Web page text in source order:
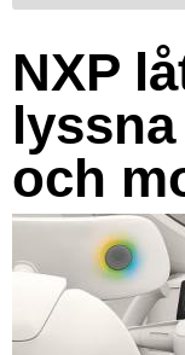
NXP
och